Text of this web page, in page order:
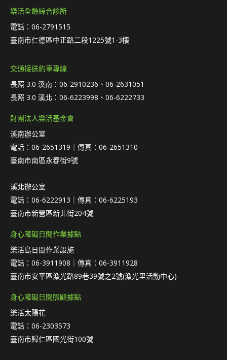
樂活全齡綜合診所
電話：06-2791515
臺南市仁德區中正路二段1225號1-3樓
交通接送約車專線
長照 3.0 溪南：06-2910236、06-2631051
長照 3.0 溪北：06-6223998、06-6222733
財團法人樂活基金會
溪南辦公室
電話：06-2651319｜傳真：06-2651310
臺南市南區永春街9號
溪北辦公室
電話：06-6222913｜傳真：06-6225193
臺南市新營區新北街204號
身心障礙日間作業據點
樂活島日間作業設施
電話：06-3911908｜傳真：06-3911928
臺南市安平區漁光路89巷39號之2號(漁光里活動中心)
身心障礙日間照顧據點
樂活太陽花
電話：06-2303573
臺南市歸仁區國光街100號